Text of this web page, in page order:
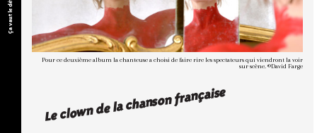
Ça vaut le détour
Pour ce deuxième album la chanteuse a choisi de faire rire les spectateurs qui viendront la voir
sur scène. ©David Farge
Le clown de la chanson française